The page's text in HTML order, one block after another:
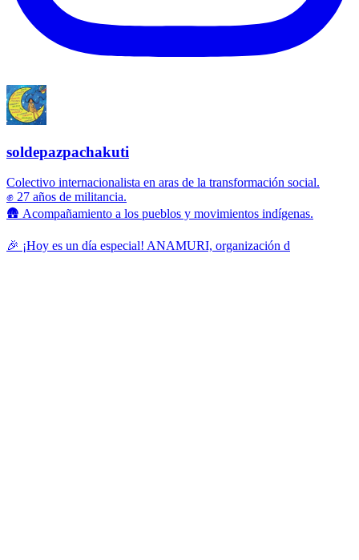
soldepazpachakuti
Colectivo internacionalista en aras de la transformación social.
✊ 27 años de militancia.
🛖 Acompañamiento a los pueblos y movimientos indígenas.
🎉 ¡Hoy es un día especial! ANAMURI, organización d